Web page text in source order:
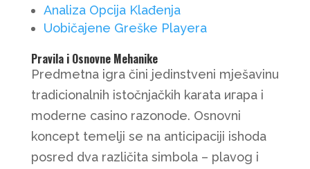
Analiza Opcija Klađenja
Uobičajene Greške Playera
Pravila i Osnovne Mehanike
Predmetna igra čini jedinstveni mješavinu
tradicionalnih istočnjačkih karata игара i
moderne casino razonode. Osnovni
koncept temelji se na anticipaciji ishoda
posred dva različita simbola – plavog i